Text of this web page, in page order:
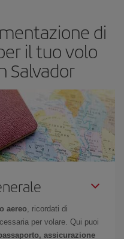
di
il tuo volo
Salvador
aereo, ricordati di
per volare. Qui puoi
assicurazione